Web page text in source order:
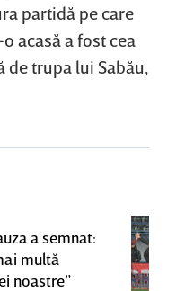
partidă pe care
acasă a fost cea
trupa lui Sabău,
a semnat:
multă
noastre”